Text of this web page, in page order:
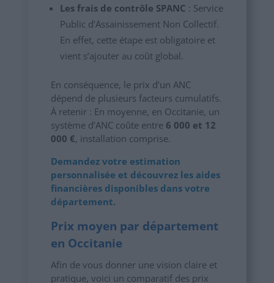
Les frais de contrôle SPANC : Service
Public d’Assainissement Non Collectif.
En effet, cette étape est obligatoire et
vient s’ajouter au coût global.
En conséquence, le prix d’un ANC
dépend de plusieurs facteurs cumulatifs.
À retenir : En moyenne, en Occitanie, un
système d’ANC coûte entre 6 000 et 12
000 €, installation comprise.
Demandez votre estimation
personnalisée et découvrez les aides
financières disponibles dans votre
département.
Prix moyen par département
en Occitanie
Afin de vous donner une vision claire et
pratique, voici un comparatif des prix